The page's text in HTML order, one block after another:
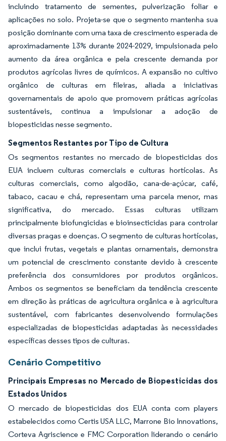
incluindo tratamento de sementes, pulverização foliar e
aplicações no solo. Projeta-se que o segmento mantenha sua
posição dominante com uma taxa de crescimento esperada de
aproximadamente 13% durante 2024-2029, impulsionada pelo
aumento da área orgânica e pela crescente demanda por
produtos agrícolas livres de químicos. A expansão no cultivo
orgânico de culturas em fileiras, aliada a iniciativas
governamentais de apoio que promovem práticas agrícolas
sustentáveis, continua a impulsionar a adoção de
biopesticidas nesse segmento.
Segmentos Restantes por Tipo de Cultura
Os segmentos restantes no mercado de biopesticidas dos
EUA incluem culturas comerciais e culturas hortícolas. As
culturas comerciais, como algodão, cana-de-açúcar, café,
tabaco, cacau e chá, representam uma parcela menor, mas
significativa, do mercado. Essas culturas utilizam
principalmente biofungicidas e bioinsecticidas para controlar
diversas pragas e doenças. O segmento de culturas hortícolas,
que inclui frutas, vegetais e plantas ornamentais, demonstra
um potencial de crescimento constante devido à crescente
preferência dos consumidores por produtos orgânicos.
Ambos os segmentos se beneficiam da tendência crescente
em direção às práticas de agricultura orgânica e à agricultura
sustentável, com fabricantes desenvolvendo formulações
especializadas de biopesticidas adaptadas às necessidades
específicas desses tipos de culturas.
Cenário Competitivo
Principais Empresas no Mercado de Biopesticidas dos
Estados Unidos
O mercado de biopesticidas dos EUA conta com players
estabelecidos como Certis USA LLC, Marrone Bio Innovations,
Corteva Agriscience e FMC Corporation liderando o cenário